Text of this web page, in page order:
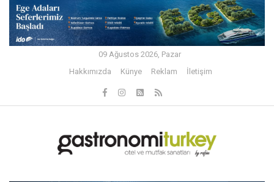
09 Ağustos 2026, Pazar
Hakkımızda
Künye Reklam İletişim